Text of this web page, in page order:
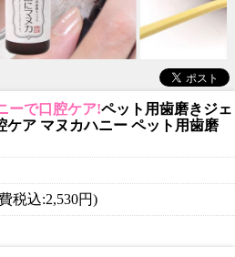
ーで口腔ケア!ペット用歯磨きジェ
ケア マヌカハニー ペット用歯磨
税込:2,530円)